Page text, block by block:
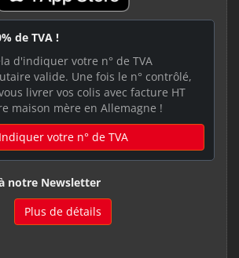
de TVA !
d'indiquer votre n° de TVA
valide. Une fois le n° contrôlé,
livrer vos colis avec facture HT
maison mère en Allemagne !
Indiquer votre n° de TVA
notre Newsletter
Plus de détails